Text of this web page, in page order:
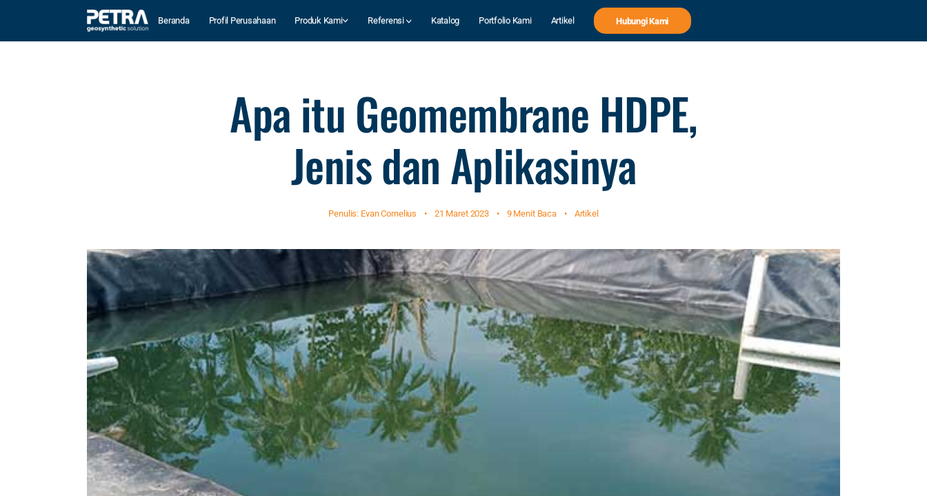
Beranda Profil Perusahaan Produk Kami Referensi Katalog Portfolio Kami Artikel Hubungi Kami
Apa itu Geomembrane HDPE,
Jenis dan Aplikasinya
Penulis: Evan Cornelius • 21 Maret 2023 • 9 Menit Baca • Artikel